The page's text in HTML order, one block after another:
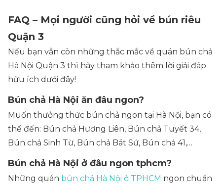
FAQ – Mọi người cũng hỏi về bún riêu
Quận 3
Nếu bạn vẫn còn những thắc mắc về quán bún chả
Hà Nội Quận 3 thì hãy tham khảo thêm lời giải đáp
hữu ích dưới đây!
Bún chả Hà Nội ăn đâu ngon?
Muốn thưởng thức bún chả ngon tại Hà Nội, bạn có
thể đến: Bún chả Hương Liên, Bún chả Tuyết 34,
Bún chả Sinh Từ, Bún chả Bát Sứ, Bún chả 41,…
Bún chả Hà Nội ở đâu ngon tphcm?
Những quán bún chả Hà Nội ở TPHCM ngon chuẩn